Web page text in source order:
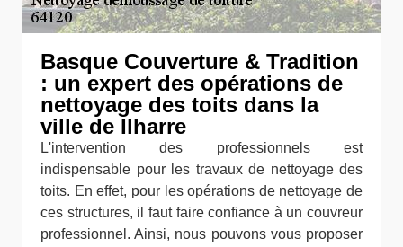
Basque Couverture & Tradition
: un expert des opérations de
nettoyage des toits dans la
ville de Ilharre
L'intervention des professionnels est
indispensable pour les travaux de nettoyage des
toits. En effet, pour les opérations de nettoyage de
ces structures, il faut faire confiance à un couvreur
professionnel. Ainsi, nous pouvons vous proposer